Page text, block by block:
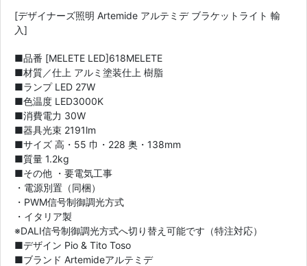
[デザイナーズ照明 Artemide アルテミデ ブラケットライト 輸
入]
■品番 [MELETE LED]618MELETE
■材質／仕上 アルミ塗装仕上 樹脂
■ランプ LED 27W
■色温度 LED3000K
■消費電力 30W
■器具光束 2191lm
■サイズ 高・55 巾・228 奥・138mm
■質量 1.2kg
■その他 ・要電気工事
・電源別置（同梱）
・PWM信号制御調光方式
・イタリア製
※DALI信号制御調光方式へ切り替え可能です（特注対応）
■デザイン Pio & Tito Toso
■ブランド Artemideアルテミデ